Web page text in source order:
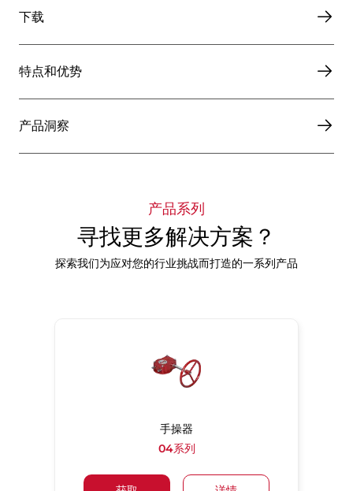
下载
特点和优势
产品洞察
产品系列
寻找更多解决方案？
探索我们为应对您的行业挑战而打造的一系列产品
手操器
04系列